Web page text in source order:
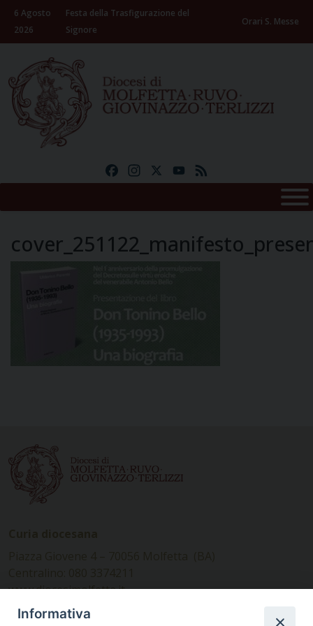
Skip
content
6 Agosto
2026
Festa della Trasfigurazione del
Signore
Orari S. Messe
FacebookInstagramYouTube
www.diocesimolfetta.it –
diocesimolfetta@pec.chiesacattolica.it
Informativa